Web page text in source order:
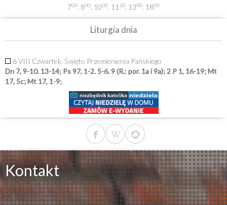
700 , 800 , 1000 , 11 30 , 1300 , 1800
Liturgia dnia
6 VIII Czwartek. Święto Przemienienia Pańskiego
Dn 7, 9-10. 13-14; Ps 97, 1-2. 5-6. 9 (R.: por. 1a i 9a); 2 P 1, 16-19; Mt
17, 5c; Mt 17, 1-9;
Kontakt